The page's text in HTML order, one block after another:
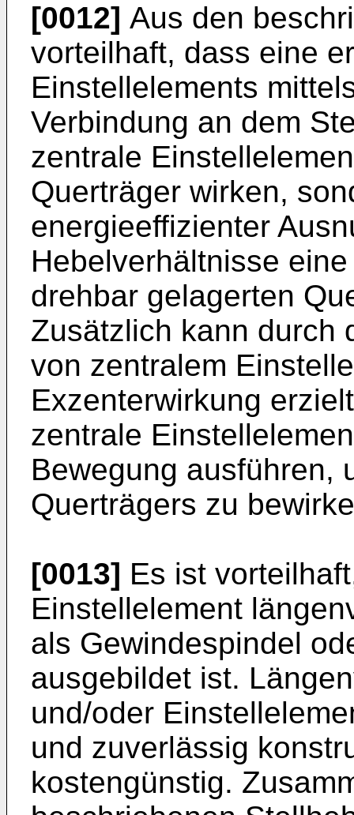
[0012] Aus den
vorteilhaft, dass eine
Einstellelements
Verbindung an dem
zentrale
Querträger wirken,
energieeffizienter
Hebelverhältnisse
drehbar gelagerten
Zusätzlich kann durch
von zentralem
Exzenterwirkung
zentrale
Bewegung ausführen,
Querträgers zu
[0013] Es ist
Einstellelement
als Gewindespindel
ausgebildet ist.
und/oder
und zuverlässig
kostengünstig.